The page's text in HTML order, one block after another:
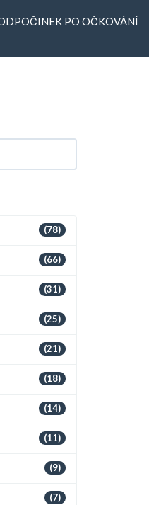
PO OČKOVÁNÍ
(78)
(66)
(31)
(25)
(21)
(18)
(14)
(11)
(9)
(7)